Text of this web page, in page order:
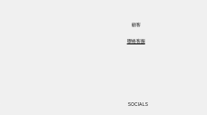
顧客
聯絡客服
SOCIALS